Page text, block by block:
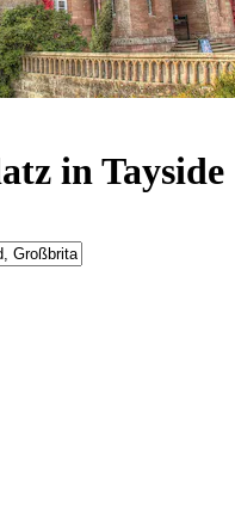
in Tayside